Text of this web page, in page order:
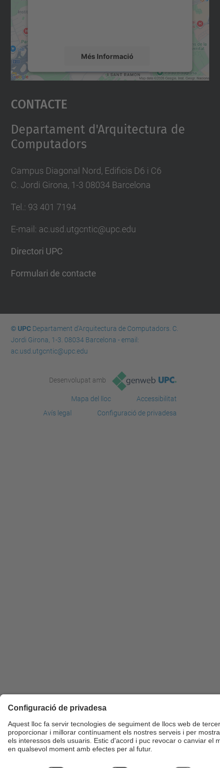
Més Informació
Accepta
powered by
Contacte
Departament d'Arquitectura de
Computadors
Campus Diagonal Nord, Edificis D6 i C6
C. Jordi Girona, 1-3 08034 Barcelona
Tel.: 93 401 7194
E-mail: ac.usd.utgcntic@upc.edu
Directori UPC
Formulari de contacte
© UPCDepartament d'Arquitectura de Computadors. C.
Jordi Girona, 1-3. 08034 Barcelona - email:
ac.usd.utgcntic@upc.edu
Desenvolupat amb
Mapa del lloc
Accessibilitat
Avís legal
Configuració de privadesa